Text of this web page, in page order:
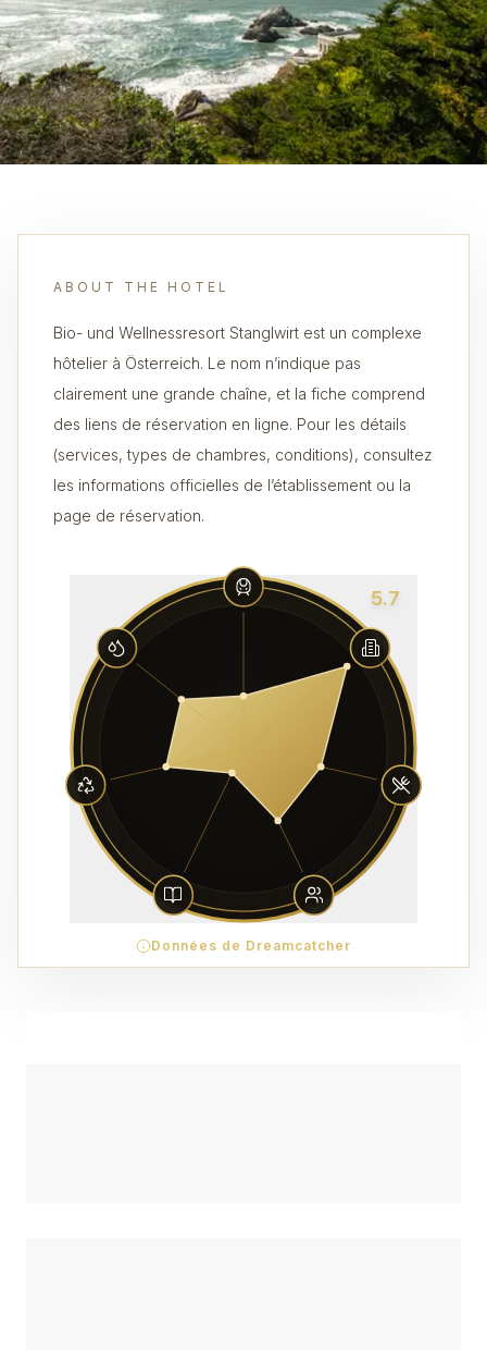
ABOUT THE HOTEL
Bio- und Wellnessresort Stanglwirt est un complexe
hôtelier à Österreich. Le nom n’indique pas
clairement une grande chaîne, et la fiche comprend
des liens de réservation en ligne. Pour les détails
(services, types de chambres, conditions), consultez
les informations officielles de l’établissement ou la
page de réservation.
5.7
Données de Dreamcatcher